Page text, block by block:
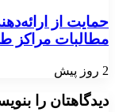
حمایت از
مطالبات مراکز
2 روز پیش
دیدگاهتان را